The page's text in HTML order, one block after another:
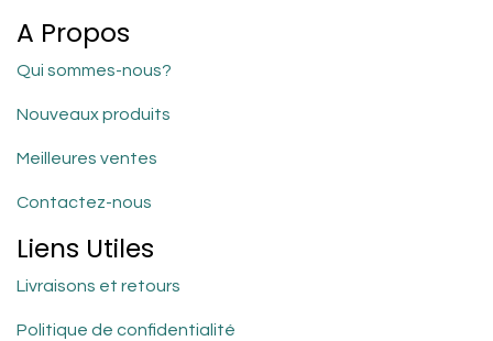
A Propos
Qui sommes-nous?
Nouveaux produits
Meilleures ventes
Contactez-nous
Liens Utiles
Livraisons et retours
Politique de confidentialité